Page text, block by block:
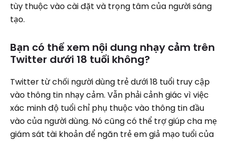
tùy thuộc vào cài đặt và trọng tâm của người sáng
tạo.
Bạn có thể xem nội dung nhạy cảm trên
Twitter dưới 18 tuổi không?
Twitter từ chối người dùng trẻ dưới 18 tuổi truy cập
vào thông tin nhạy cảm. Vẫn phải cảnh giác vì việc
xác minh độ tuổi chỉ phụ thuộc vào thông tin đầu
vào của người dùng. Nó cũng có thể trợ giúp cha mẹ
giám sát tài khoản để ngăn trẻ em giả mạo tuổi của